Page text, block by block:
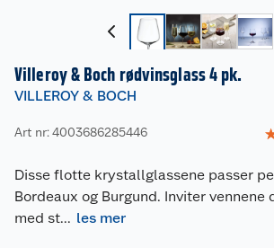
Villeroy & Boch rødvinsglass 4 pk.
VILLEROY & BOCH
Art nr: 4003686285446
Disse flotte krystallglassene passer
Bordeaux og Burgund. Inviter vennene
med st... les mer